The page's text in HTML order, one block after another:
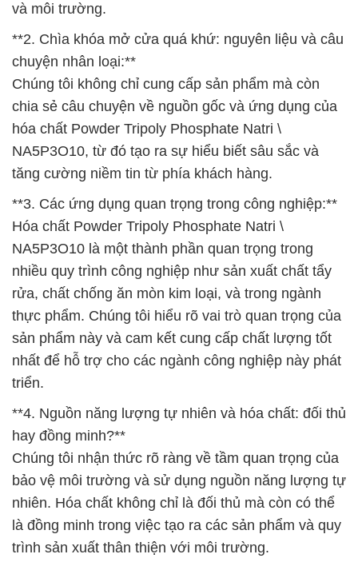
và môi trường.
**2. Chìa khóa mở cửa quá khứ: nguyên liệu và câu
chuyện nhân loại:**
Chúng tôi không chỉ cung cấp sản phẩm mà còn
chia sẻ câu chuyện về nguồn gốc và ứng dụng của
hóa chất Powder Tripoly Phosphate Natri \
NA5P3O10, từ đó tạo ra sự hiểu biết sâu sắc và
tăng cường niềm tin từ phía khách hàng.
**3. Các ứng dụng quan trọng trong công nghiệp:**
Hóa chất Powder Tripoly Phosphate Natri \
NA5P3O10 là một thành phần quan trọng trong
nhiều quy trình công nghiệp như sản xuất chất tẩy
rửa, chất chống ăn mòn kim loại, và trong ngành
thực phẩm. Chúng tôi hiểu rõ vai trò quan trọng của
sản phẩm này và cam kết cung cấp chất lượng tốt
nhất để hỗ trợ cho các ngành công nghiệp này phát
triển.
**4. Nguồn năng lượng tự nhiên và hóa chất: đối thủ
hay đồng minh?**
Chúng tôi nhận thức rõ ràng về tầm quan trọng của
bảo vệ môi trường và sử dụng nguồn năng lượng tự
nhiên. Hóa chất không chỉ là đối thủ mà còn có thể
là đồng minh trong việc tạo ra các sản phẩm và quy
trình sản xuất thân thiện với môi trường.